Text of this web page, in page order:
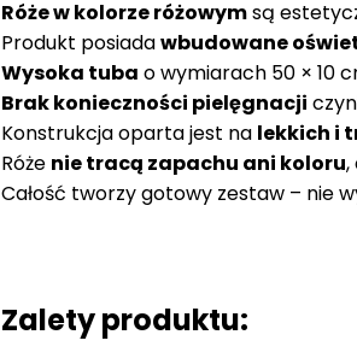
Róże w kolorze różowymsą
Produkt posiadawbudowane
Wysoka tuba o wymiarach 50 × 10
Brak konieczności pielęgnacji
Konstrukcja oparta jest na lekkich i
Róże nie tracą zapachu ani koloru,
Całość tworzy gotowy zestaw – nie
Zalety produktu: